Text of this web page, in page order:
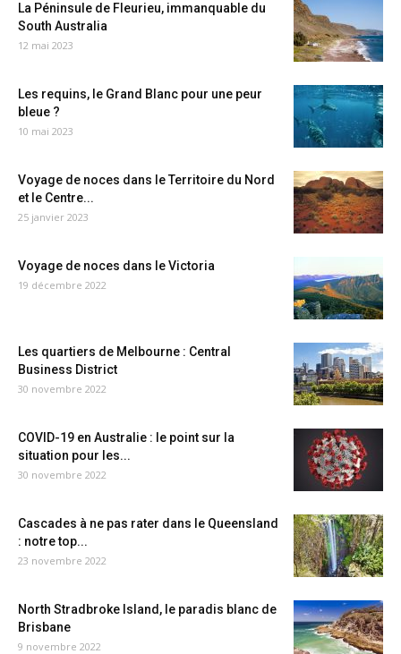
La Péninsule de Fleurieu, immanquable du
South Australia
12 mai 2023
Les requins, le Grand Blanc pour une peur
bleue ?
10 mai 2023
Voyage de noces dans le Territoire du Nord
et le Centre...
25 janvier 2023
Voyage de noces dans le Victoria
19 décembre 2022
Les quartiers de Melbourne : Central
Business District
30 novembre 2022
COVID-19 en Australie : le point sur la
situation pour les...
30 novembre 2022
Cascades à ne pas rater dans le Queensland
: notre top...
23 novembre 2022
North Stradbroke Island, le paradis blanc de
Brisbane
9 novembre 2022